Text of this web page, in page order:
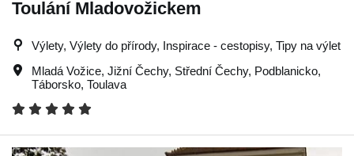
Toulání Mladovožickem
Výlety, Výlety do přírody, Inspirace - cestopisy, Tipy na výlet
Mladá Vožice, Jižní Čechy, Střední Čechy, Podblanicko,
Táborsko, Toulava